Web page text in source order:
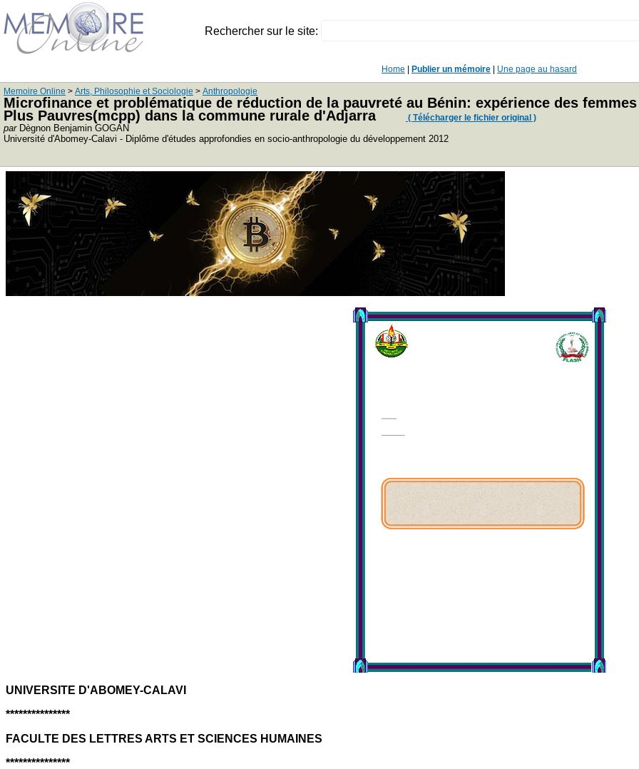
Rechercher sur le site:
Home Publier un mémoire Une page au hasard
Memoire Online > Arts, Philosophie et Sociologie > Anthropologie
Microfinance et problématique de réduction de la pauvreté au Bénin: expérience des
Plus Pauvres(mcpp) dans la commune rurale d'Adjarra
( Télécharger le fichier original )
parDègnon Benjamin GOGAN
Université d'Abomey-Calavi - Diplôme d'études approfondies en socio-anthropologie du développement 2012
UNIVERSITE D'ABOMEY-CALAVI
***************
FACULTE DES LETTRES ARTS ET SCIENCES HUMAINES
***************